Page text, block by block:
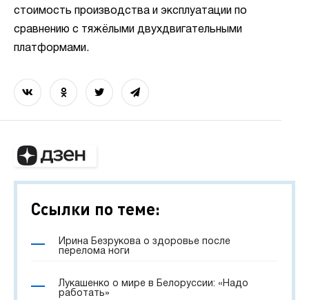
стоимость производства и эксплуатации по
сравнению с тяжёлыми двухдвигательными
платформами.
Ссылки по теме:
Ирина Безрукова о здоровье после
перелома ноги
Лукашенко о мире в Белоруссии: «Надо
работать»